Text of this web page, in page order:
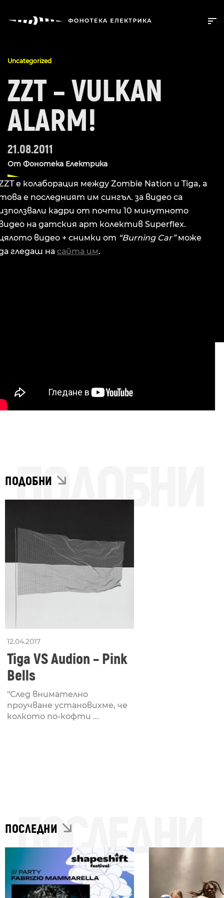
Uncategorized
ZZT – VULKAN
ALARM!
21.08.2011
От Фонотека Електрика
е колаборация между Zombie Nation и Tiga, а
е последният им сингъл. за видео са
кадри от почти 10 минутното
на датския арт колектив Superflex.
видео + снимки от “Burning Car”може
гледаш насайта им.
ПОДОБНИ
ПОДОБНИ
12.04.2017
Tiga VS Audion – Pink
Bells
"След внимателно
проучване установихме, че
колкото по-кофти ...
ПОСЛЕДНИ
ПОСЛЕДНИ